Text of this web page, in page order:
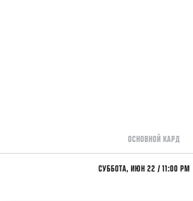
ОСНОВНОЙ КАРД
СУББОТА, ИЮН 22 / 11:00 PM